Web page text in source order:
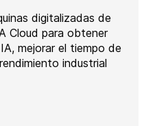
digitalizadas de
Cloud para obtener
mejorar el tiempo de
industrial